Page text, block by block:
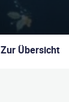
Zur Übersicht